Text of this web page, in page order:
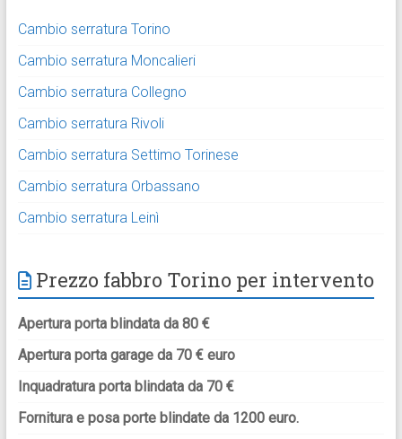
Cambio serratura Torino
Cambio serratura Moncalieri
Cambio serratura Collegno
Cambio serratura Rivoli
Cambio serratura Settimo Torinese
Cambio serratura Orbassano
Cambio serratura Leinì
Prezzo fabbro Torino per intervento
Apertura porta blindata da 80 €
Apertura porta garage da 70 € euro
Inquadratura porta blindata da 70 €
Fornitura e posa porte blindate da 1200 euro.